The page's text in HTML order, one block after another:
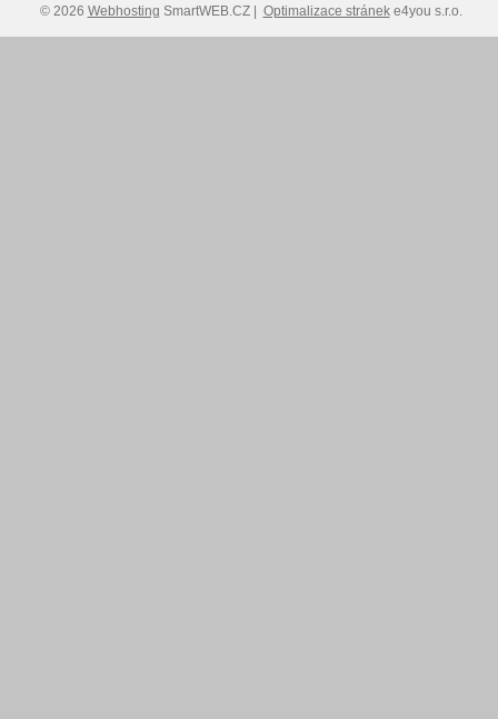
© 2026 Webhosting SmartWEB.CZ | Optimalizace stráneke4you s.r.o.